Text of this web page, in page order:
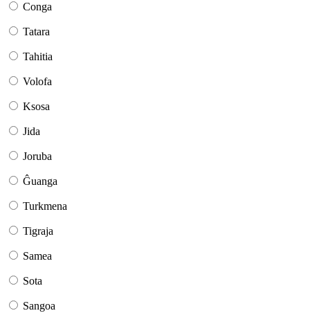
Conga
Tatara
Tahitia
Volofa
Ksosa
Jida
Joruba
Ĝuanga
Turkmena
Tigraja
Samea
Sota
Sangoa